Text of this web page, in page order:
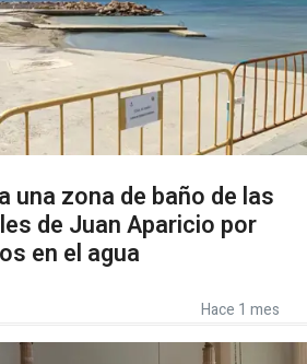
una zona de baño de las
de Juan Aparicio por
en el agua
Hace 1 mes